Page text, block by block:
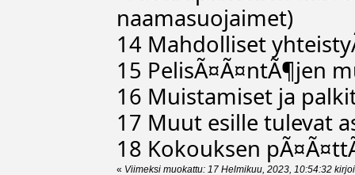
naamasuojaimet)
14 Mahdolliset
15 PelisÃ¤Ã¤ntÃ¶jen
16 Muistamiset ja
17 Muut esille tulevat
18 Kokouksen
« Viimeksi muokattu: 17 Helmikuu, 2023, 10:54:32